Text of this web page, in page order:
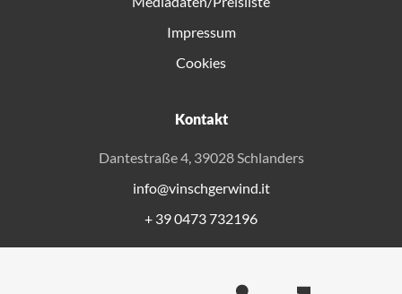
Impressum
Cookies
Kontakt
Dantestraße 4, 39028 Schlanders
info@vinschgerwind.it
+ 39 0473 732196